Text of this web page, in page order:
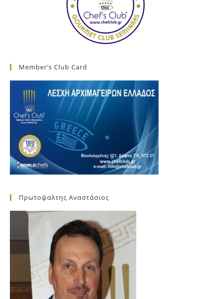
Member’s Club Card
Πρωτοψαλτης Αναστάσιος